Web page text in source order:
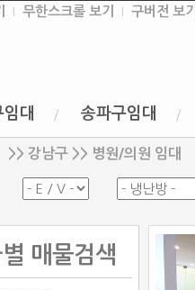
무한스크롤 보기 구버전 보기
대 송파구임대
>> 강남구 >> 병원/의원 임대
매물검색